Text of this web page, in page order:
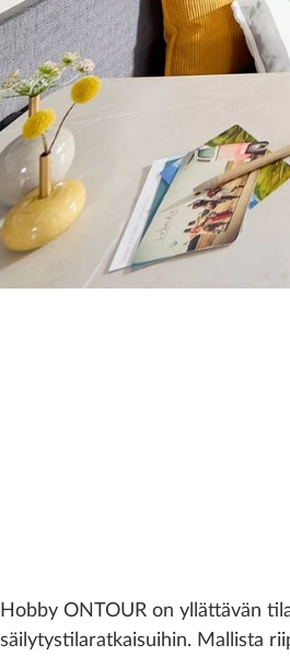
Hobby ONTOUR on yllättävän
säilytystilaratkaisuihin. Mallista